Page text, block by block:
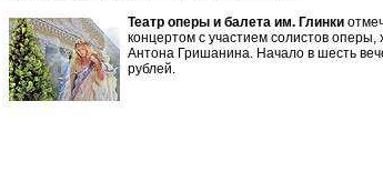
Театр оперы и балета им. Глинки
концертом с участием солистов оперы,
Антона Гришанина. Начало в шесть
рублей.